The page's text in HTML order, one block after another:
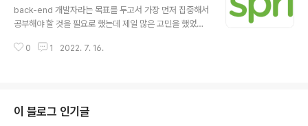
ry.com/342 Postman을 사용한 POST 요청 POST
요청이란 무엇입니까? POST는 HTTP와 유사한 GET r
back-end 개발자라는 목표를 두고서 가장 먼저 집중해서
공부해야 할 것을 필요로 했는데 제일 많은 고민을 했었던
시작점에서 한가지 목표를 잡고 공부하기 시작하면 그것은
한번에 여러 게임을 하게 된다면 당연히 한 분야에서의 능
력이 집중적으로 향상될 수 없기 때문이다. 또한 그 선택으
0 1 2022. 7. 16.
이 블로그 인기글